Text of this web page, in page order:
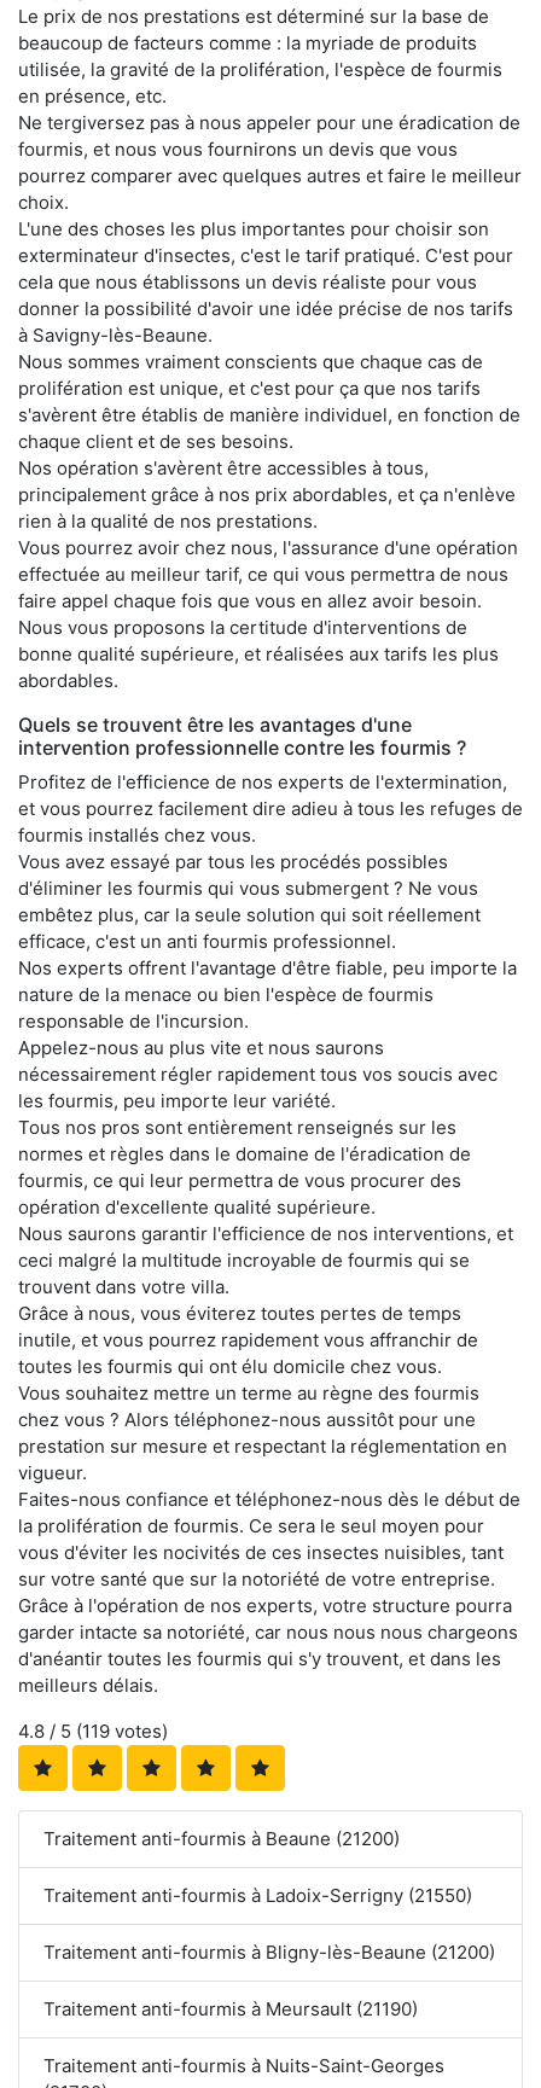
Le prix de nos prestations est déterminé sur la base de
beaucoup de facteurs comme : la myriade de produits
utilisée, la gravité de la prolifération, l'espèce de fourmis
en présence, etc.
Ne tergiversez pas à nous appeler pour une éradication de
fourmis, et nous vous fournirons un devis que vous
pourrez comparer avec quelques autres et faire le meilleur
choix.
L'une des choses les plus importantes pour choisir son
exterminateur d'insectes, c'est le tarif pratiqué. C'est pour
cela que nous établissons un devis réaliste pour vous
donner la possibilité d'avoir une idée précise de nos tarifs
à Savigny-lès-Beaune.
Nous sommes vraiment conscients que chaque cas de
prolifération est unique, et c'est pour ça que nos tarifs
s'avèrent être établis de manière individuel, en fonction de
chaque client et de ses besoins.
Nos opération s'avèrent être accessibles à tous,
principalement grâce à nos prix abordables, et ça n'enlève
rien à la qualité de nos prestations.
Vous pourrez avoir chez nous, l'assurance d'une opération
effectuée au meilleur tarif, ce qui vous permettra de nous
faire appel chaque fois que vous en allez avoir besoin.
Nous vous proposons la certitude d'interventions de
bonne qualité supérieure, et réalisées aux tarifs les plus
abordables.
Quels se trouvent être les avantages d'une
intervention professionnelle contre les fourmis ?
Profitez de l'efficience de nos experts de l'extermination,
et vous pourrez facilement dire adieu à tous les refuges de
fourmis installés chez vous.
Vous avez essayé par tous les procédés possibles
d'éliminer les fourmis qui vous submergent ? Ne vous
embêtez plus, car la seule solution qui soit réellement
efficace, c'est un anti fourmis professionnel.
Nos experts offrent l'avantage d'être fiable, peu importe la
nature de la menace ou bien l'espèce de fourmis
responsable de l'incursion.
Appelez-nous au plus vite et nous saurons
nécessairement régler rapidement tous vos soucis avec
les fourmis, peu importe leur variété.
Tous nos pros sont entièrement renseignés sur les
normes et règles dans le domaine de l'éradication de
fourmis, ce qui leur permettra de vous procurer des
opération d'excellente qualité supérieure.
Nous saurons garantir l'efficience de nos interventions, et
ceci malgré la multitude incroyable de fourmis qui se
trouvent dans votre villa.
Grâce à nous, vous éviterez toutes pertes de temps
inutile, et vous pourrez rapidement vous affranchir de
toutes les fourmis qui ont élu domicile chez vous.
Vous souhaitez mettre un terme au règne des fourmis
chez vous ? Alors téléphonez-nous aussitôt pour une
prestation sur mesure et respectant la réglementation en
vigueur.
Faites-nous confiance et téléphonez-nous dès le début de
la prolifération de fourmis. Ce sera le seul moyen pour
vous d'éviter les nocivités de ces insectes nuisibles, tant
sur votre santé que sur la notoriété de votre entreprise.
Grâce à l'opération de nos experts, votre structure pourra
garder intacte sa notoriété, car nous nous nous chargeons
d'anéantir toutes les fourmis qui s'y trouvent, et dans les
meilleurs délais.
4.8 / 5 (119 votes)
Traitement anti-fourmis à Beaune (21200)
Traitement anti-fourmis à Ladoix-Serrigny (21550)
Traitement anti-fourmis à Bligny-lès-Beaune (21200)
Traitement anti-fourmis à Meursault (21190)
Traitement anti-fourmis à Nuits-Saint-Georges